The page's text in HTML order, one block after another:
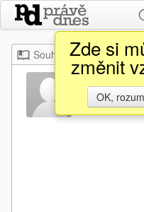
Zde si
změnit
OK,
Souhrn Moje